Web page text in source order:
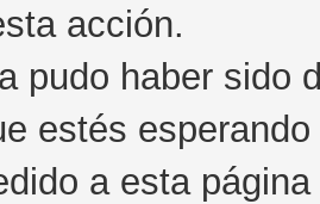
acción.
pudo haber sido
estés
a esta